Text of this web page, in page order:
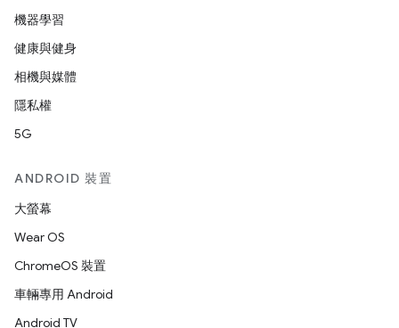
機器學習
健康與健身
相機與媒體
隱私權
5G
ANDROID 裝置
大螢幕
Wear OS
ChromeOS 裝置
車輛專用 Android
Android TV